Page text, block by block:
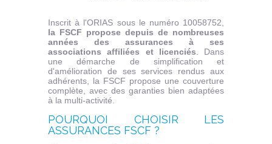
Inscrit à l'ORIAS sous le numéro 10058752,
la FSCF propose depuis de nombreuses
années des assurances à ses
associations affiliées et licenciés . Dans
une démarche de simplification et
d'amélioration de ses services rendus aux
adhérents, la FSCF propose une couverture
complète, avec des garanties bien adaptées
à la multi-activité.
POURQUOI CHOISIR LES
ASSURANCES FSCF ?